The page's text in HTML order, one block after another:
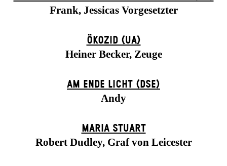
Frank, Jessicas Vorgesetzter
ÖKOZID (UA)
Heiner Becker, Zeuge
AM ENDE LICHT (DSE)
Andy
MARIA STUART
Robert Dudley, Graf von Leicester